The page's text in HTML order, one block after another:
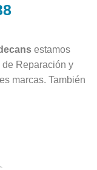
estamos
Reparación y
marcas. También